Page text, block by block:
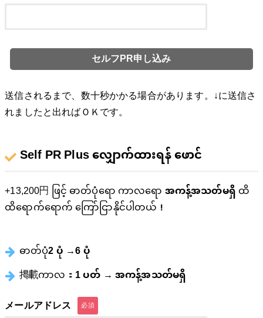
送信されるまで、数十秒かかる場合があります。↓に送信さ
れましたと出ればＯＫです。
Self PR Plus လျှောက်ထားရန် ဖောင်
+13,200円 ဖြင့် ဓာတ်ပုံရော ကာလရောအကန့်အသတ်မရှိထိ
ထိရောက်ရောက် ကြော်ငြာနိုင်ပါတယ်！
ဓာတ်ပုံ2 ပုံ →6 ပုံ
掲載ကာလ：1 ပတ် → အကန့်အသတ်မရှိ
メールアドレス
必須